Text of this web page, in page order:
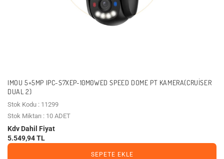
IMOU 5+5MP IPC-S7XEP-10M0WED SPEED DOME PT KAMERA(CRUISER
DUAL 2)
Stok Kodu : 11299
Stok Miktarı : 10 ADET
Kdv Dahil Fiyat
5.549,94 TL
SEPETE EKLE